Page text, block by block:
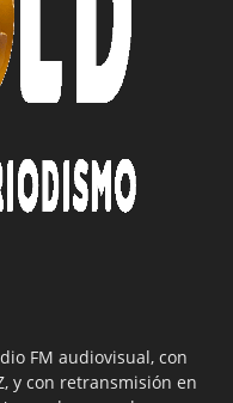
FM audiovisual, con
y con retransmisión en